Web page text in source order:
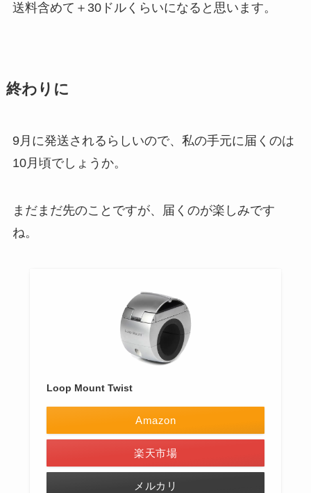
送料含めて＋30ドルくらいになると思います。
終わりに
9月に発送されるらしいので、私の手元に届くのは
10月頃でしょうか。
まだまだ先のことですが、届くのが楽しみです
ね。
Loop Mount Twist
Amazon
楽天市場
メルカリ